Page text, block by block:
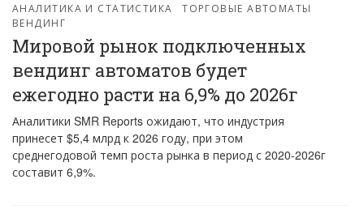
АНАЛИТИКА И СТАТИСТИКА
ТОРГОВЫЕ АВТОМАТЫ
ВЕНДИНГ
Мировой рынок подключенных
вендинг автоматов будет
ежегодно расти на 6,9% до 2026г
Аналитики SMR Reports ожидают, что индустрия
принесет $5,4 млрд к 2026 году, при этом
среднегодовой темп роста рынка в период с 2020-2026г
составит 6,9%.